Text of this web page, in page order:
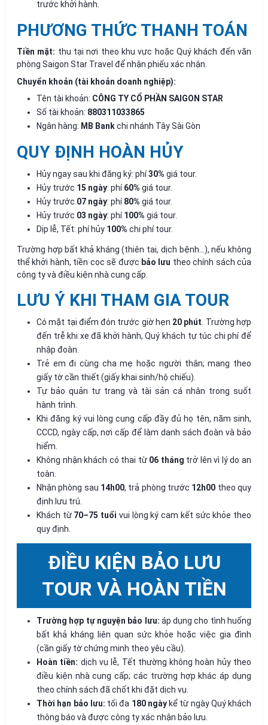
trước khởi hành.
PHƯƠNG THỨC THANH TOÁN
Tiền mặt: thu tại nơi theo khu vực hoặc Quý khách đến văn
phòng Saigon Star Travel để nhận phiếu xác nhận.
Chuyển khoản (tài khoản doanh nghiệp):
Tên tài khoản: CÔNG TY CỔ PHẦN SAIGON STAR
Số tài khoản: 880311033865
Ngân hàng: MB Bankchi nhánh Tây Sài Gòn
QUY ĐỊNH HOÀN HỦY
Hủy ngay sau khi đăng ký: phí30% giá tour.
Hủy trước 15 ngày: phí60% giá tour.
Hủy trước 07 ngày: phí80% giá tour.
Hủy trước 03 ngày: phí100% giá tour.
Dịp lễ, Tết: phí hủy 100% chi phí tour.
Trường hợp bất khả kháng (thiên tai, dịch bệnh...), nếu không
thể khởi hành, tiền cọc sẽ được bảo lưu theo chính sách của
công ty và điều kiện nhà cung cấp.
LƯU Ý KHI THAM GIA TOUR
Có mặt tại điểm đón trước giờ hẹn 20 phút . Trường hợp
đến trễ khi xe đã khởi hành, Quý khách tự túc chi phí để
nhập đoàn.
Trẻ em đi cùng cha mẹ hoặc người thân; mang theo
giấy tờ cần thiết (giấy khai sinh/hộ chiếu).
Tự bảo quản tư trang và tài sản cá nhân trong suốt
hành trình.
Khi đăng ký vui lòng cung cấp đầy đủ họ tên, năm sinh,
CCCD, ngày cấp, nơi cấp để làm danh sách đoàn và bảo
hiểm.
Không nhận khách có thai từ 06 tháng trở lên vì lý do an
toàn.
Nhận phòng sau 14h00, trả phòng trước 12h00 theo quy
định lưu trú.
Khách từ 70–75 tuổi vui lòng ký cam kết sức khỏe theo
quy định.
ĐIỀU KIỆN BẢO LƯU
TOUR VÀ HOÀN TIỀN
Trường hợp tự nguyện bảo lưu: áp dụng cho tình huống
bất khả kháng liên quan sức khỏe hoặc việc gia đình
(cần giấy tờ chứng minh theo yêu cầu).
Hoàn tiền: dịch vụ lễ, Tết thường không hoàn hủy theo
điều kiện nhà cung cấp; các trường hợp khác áp dụng
theo chính sách đã chốt khi đặt dịch vụ.
Thời hạn bảo lưu: tối đa 180 ngàykể từ ngày Quý khách
thông báo và được công ty xác nhận bảo lưu.